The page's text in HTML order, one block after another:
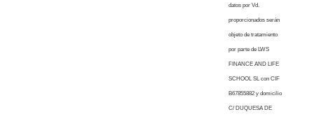
datos por Vd.
proporcionados serán
objeto de tratamiento
por parte de LWS
FINANCE AND LIFE
SCHOOL SL con CIF
B67855882 y domicilio
C/ DUQUESA DE